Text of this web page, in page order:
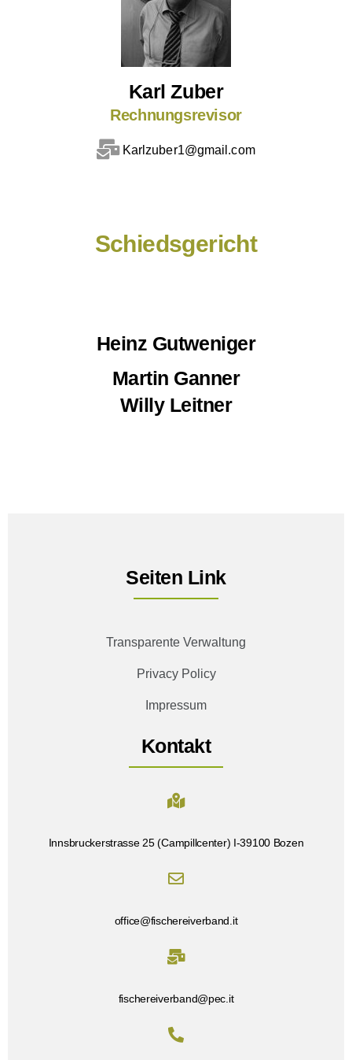
Karl Zuber
Rechnungsrevisor
Karlzuber1@gmail.com
Schiedsgericht
Heinz Gutweniger
Martin Ganner
Willy Leitner
Seiten Link
Transparente Verwaltung
Privacy Policy
Impressum
Kontakt
Innsbruckerstrasse 25 (Campillcenter) I-39100 Bozen
office@fischereiverband.it
fischereiverband@pec.it